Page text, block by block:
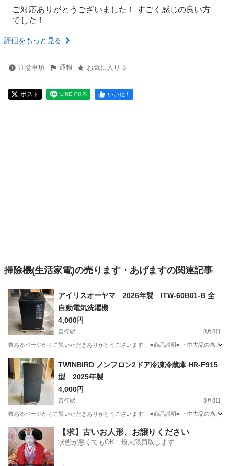
ご対応ありがとうございました！ すごく感じの良い方
でした！
評価をもっと見る
注意事項 通報 お気に入り 3
ポスト LINEで送る いいね！
掃除機(生活家電)の売ります・あげますの関連記事
アイリスオーヤマ 2026年製 ITW-60B01-B 全
自動電気洗濯機
4,000円
善行駅 8月8日
数あるページからご覧いただきありがとうございます！ ■商品説明■ ・中古品の為
神奈川 藤沢市 生活家電
TWINBIRD ノンフロン2ドア冷凍冷蔵庫 HR-F915
型 2025年製
4,000円
善行駅 8月8日
数あるページからご覧いただきありがとうございます！ ■商品説明■ ・中古品の為
神奈川 善行駅 キッチン家電
【求】古いお人形、お譲りください
状態が悪くてもOK！最大限買取します